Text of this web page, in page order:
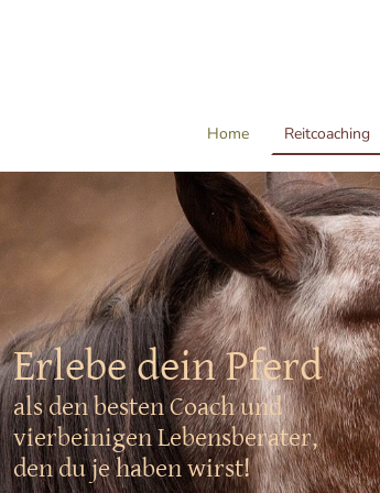
Home Reitcoaching
Erlebe dein Pferd
als den besten Coach und
vierbeinigen Lebensberater,
den du je haben wirst!